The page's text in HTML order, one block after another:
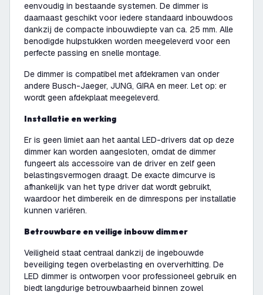
eenvoudig in bestaande systemen. De dimmer is
daarnaast geschikt voor iedere standaard inbouwdoos
dankzij de compacte inbouwdiepte van ca. 25 mm. Alle
benodigde hulpstukken worden meegeleverd voor een
perfecte passing en snelle montage.
De dimmer is compatibel met afdekramen van onder
andere Busch-Jaeger, JUNG, GIRA en meer. Let op: er
wordt geen afdekplaat meegeleverd.
Installatie en werking
Er is geen limiet aan het aantal LED-drivers dat op deze
dimmer kan worden aangesloten, omdat de dimmer
fungeert als accessoire van de driver en zelf geen
belastingsvermogen draagt. De exacte dimcurve is
afhankelijk van het type driver dat wordt gebruikt,
waardoor het dimbereik en de dimrespons per installatie
kunnen variëren.
Betrouwbare en veilige inbouw dimmer
Veiligheid staat centraal dankzij de ingebouwde
beveiliging tegen overbelasting en oververhitting. De
LED dimmer is ontworpen voor professioneel gebruik en
biedt langdurige betrouwbaarheid binnen zowel